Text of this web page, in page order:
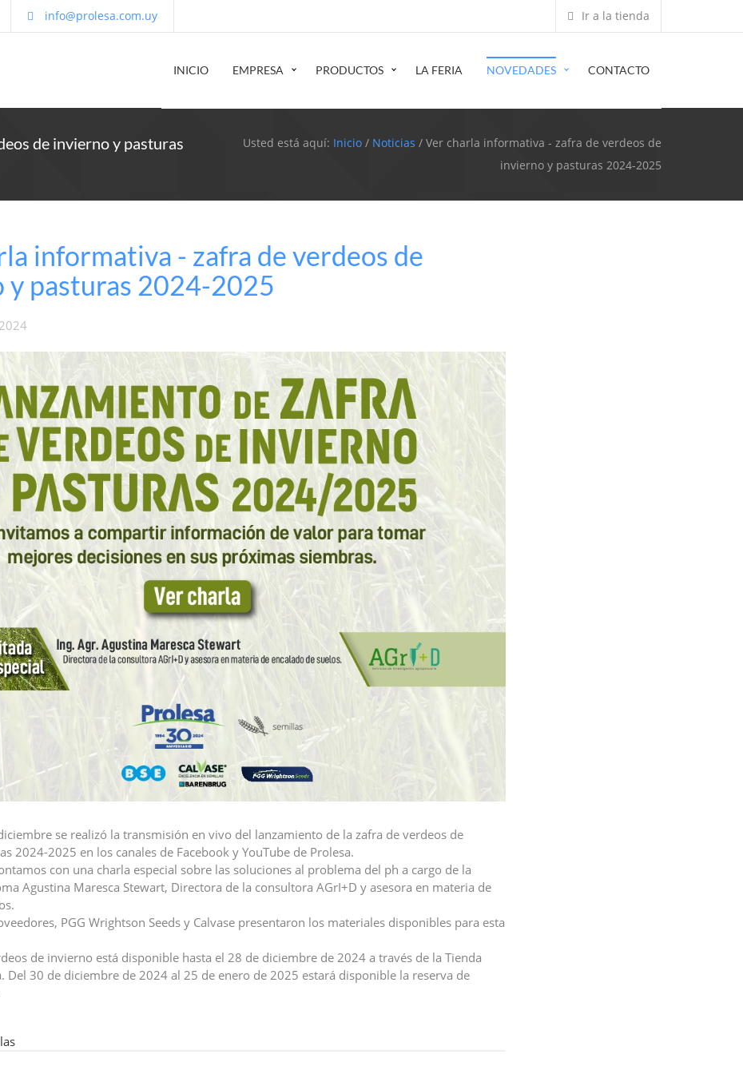
info@prolesa.com.uy Ir a la tienda
INICIO EMPRESA PRODUCTOS LA FERIA NOVEDADES CONTACTO
de invierno y pasturas
Usted está aquí: Inicio / Noticias / Ver charla informativa - zafra de verdeos de
invierno y pasturas 2024-2025
informativa - zafra de verdeos de
y pasturas 2024-2025
se realizó la transmisión en vivo del lanzamiento de la zafra de verdeos de
2024-2025 en los canales de Facebook y YouTube de Prolesa.
con una charla especial sobre las soluciones al problema del ph a cargo de la
Agustina Maresca Stewart, Directora de la consultora AGrI+D y asesora en materia de
PGG Wrightson Seeds y Calvase presentaron los materiales disponibles para esta
de invierno está disponible hasta el 28 de diciembre de 2024 a través de la Tienda
Del 30 de diciembre de 2024 al 25 de enero de 2025 estará disponible la reserva de